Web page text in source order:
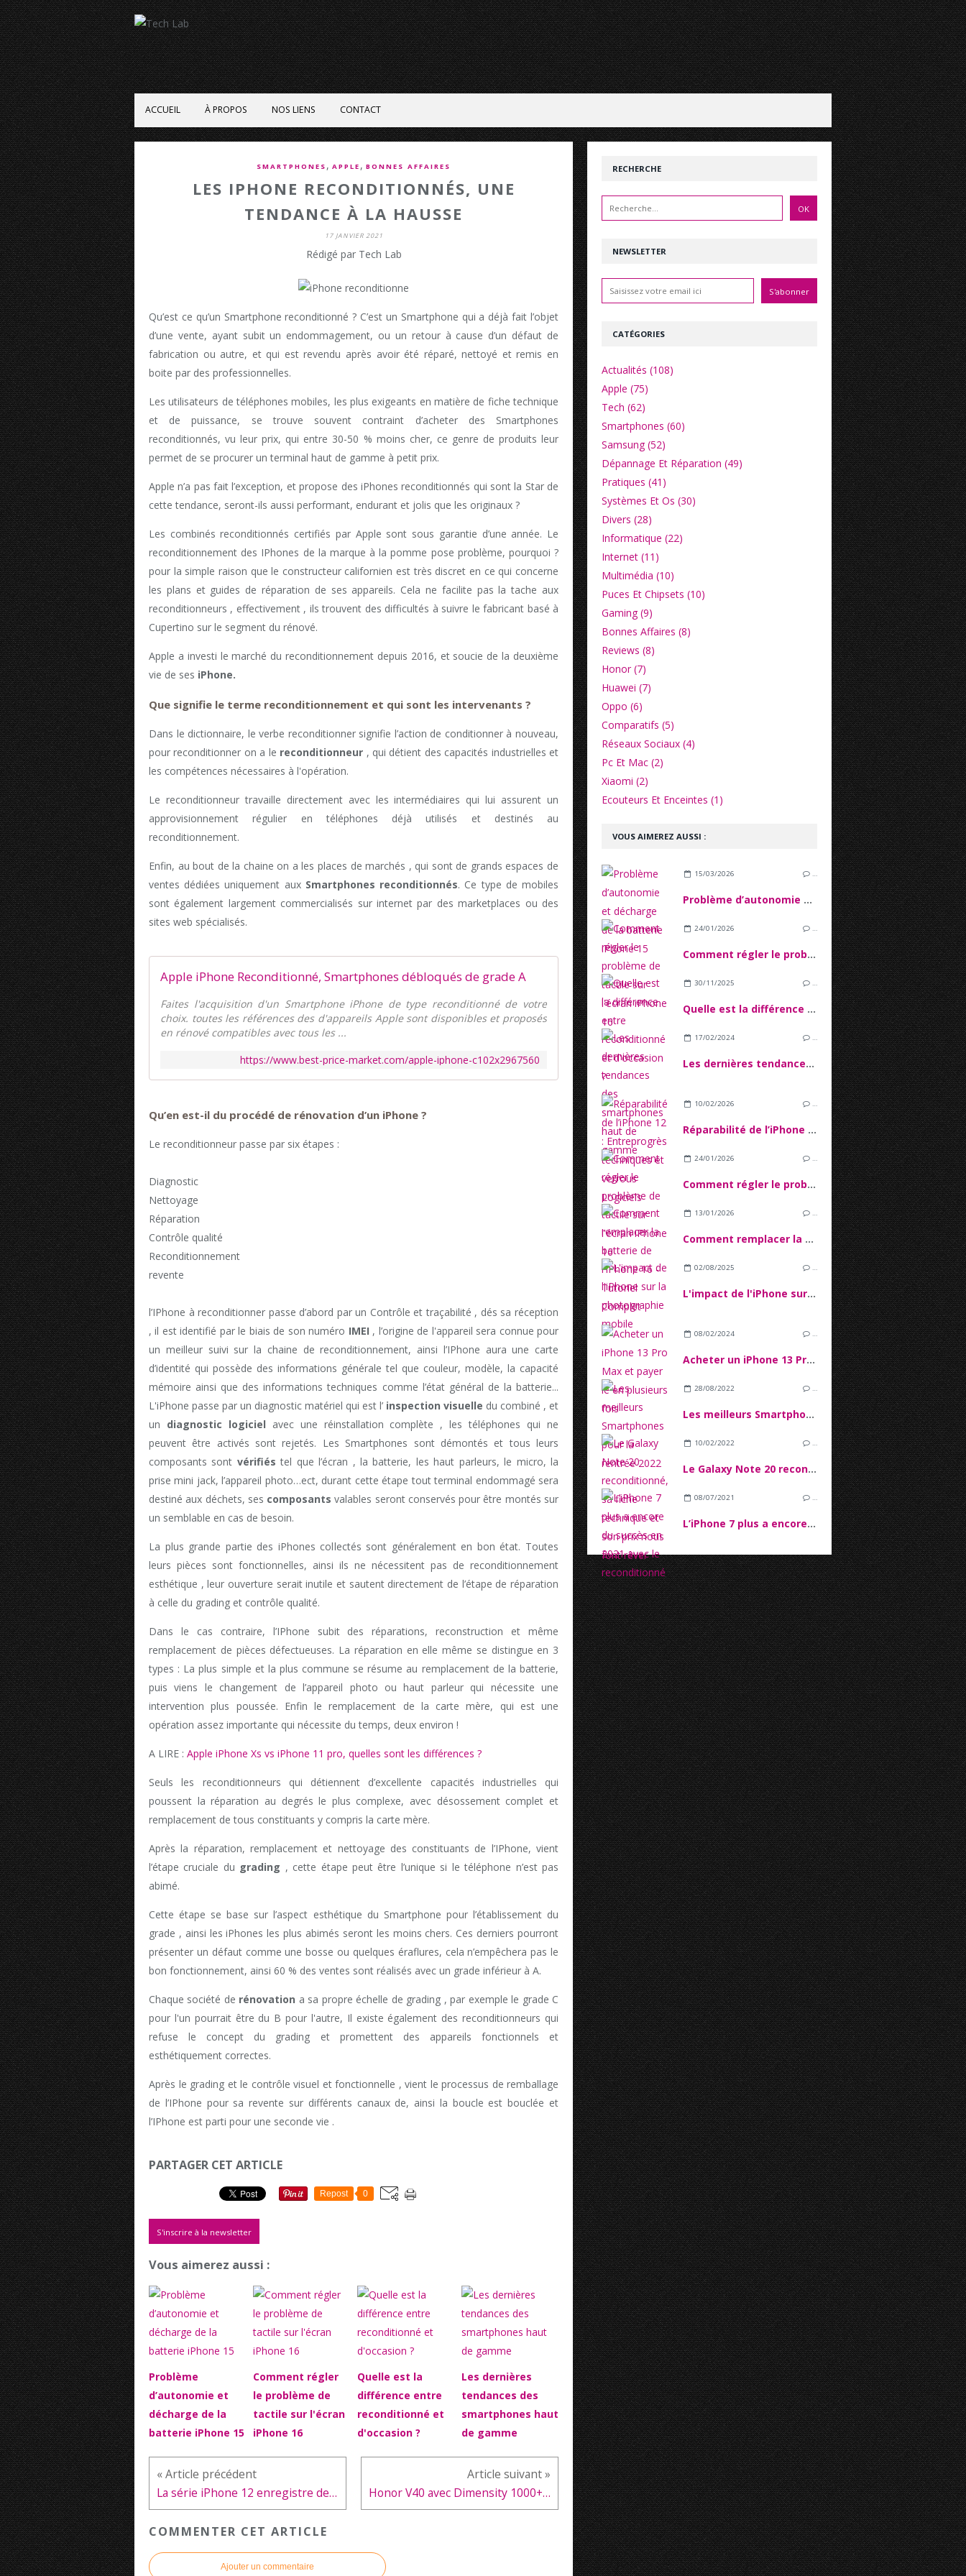
ACCUEIL À PROPOS NOS LIENS CONTACT
SMARTPHONES , APPLE , BONNES AFFAIRES
LES IPHONE RECONDITIONNÉS, UNE
TENDANCE À LA HAUSSE
17 JANVIER 2021
Rédigé par Tech Lab
Qu’est ce qu’un Smartphone reconditionné ? C’est un Smartphone qui a déjà fait l’objet
d’une vente, ayant subit un endommagement, ou un retour à cause d’un défaut de
fabrication ou autre, et qui est revendu après avoir été réparé, nettoyé et remis en
boite par des professionnelles.
Les utilisateurs de téléphones mobiles, les plus exigeants en matière de fiche technique
et de puissance, se trouve souvent contraint d’acheter des Smartphones
reconditionnés, vu leur prix, qui entre 30-50 % moins cher, ce genre de produits leur
permet de se procurer un terminal haut de gamme à petit prix.
Apple n’a pas fait l’exception, et propose des iPhones reconditionnés qui sont la Star de
cette tendance, seront-ils aussi performant, endurant et jolis que les originaux ?
Les combinés reconditionnés certifiés par Apple sont sous garantie d’une année. Le
reconditionnement des IPhones de la marque à la pomme pose problème, pourquoi ?
pour la simple raison que le constructeur californien est très discret en ce qui concerne
les plans et guides de réparation de ses appareils. Cela ne facilite pas la tache aux
reconditionneurs , effectivement , ils trouvent des difficultés à suivre le fabricant basé à
Cupertino sur le segment du rénové.
Apple a investi le marché du reconditionnement depuis 2016, et soucie de la deuxième
vie de ses iPhone.
Que signifie le terme reconditionnement et qui sont les intervenants ?
Dans le dictionnaire, le verbe reconditionner signifie l’action de conditionner à nouveau,
pour reconditionner on a le reconditionneur , qui détient des capacités industrielles et
les compétences nécessaires à l'opération.
Le reconditionneur travaille directement avec les intermédiaires qui lui assurent un
approvisionnement régulier en téléphones déjà utilisés et destinés au
reconditionnement.
Enfin, au bout de la chaine on a les places de marchés , qui sont de grands espaces de
ventes dédiées uniquement aux Smartphones reconditionnés. Ce type de mobiles
sont également largement commercialisés sur internet par des marketplaces ou des
sites web spécialisés.
Apple iPhone Reconditionné, Smartphones débloqués de grade A
Faites l'acquisition d'un Smartphone iPhone de type reconditionné de votre
choix. toutes les références des d'appareils Apple sont disponibles et proposés
en rénové compatibles avec tous les ...
https://www.best-price-market.com/apple-iphone-c102x2967560
Qu’en est-il du procédé de rénovation d’un iPhone ?
Le reconditionneur passe par six étapes :
Diagnostic
Nettoyage
Réparation
Contrôle qualité
Reconditionnement
revente
l’IPhone à reconditionner passe d’abord par un Contrôle et traçabilité , dés sa réception
, il est identifié par le biais de son numéro IMEI , l’origine de l'appareil sera connue pour
un meilleur suivi sur la chaine de reconditionnement, ainsi l’IPhone aura une carte
d’identité qui possède des informations générale tel que couleur, modèle, la capacité
mémoire ainsi que des informations techniques comme l’état général de la batterie...
L'iPhone passe par un diagnostic matériel qui est l’ inspection visuelle du combiné , et
un diagnostic logiciel avec une réinstallation complète , les téléphones qui ne
peuvent être activés sont rejetés. Les Smartphones sont démontés et tous leurs
composants sont vérifiés tel que l’écran , la batterie, les haut parleurs, le micro, la
prise mini jack, l’appareil photo…ect, durant cette étape tout terminal endommagé sera
destiné aux déchets, ses composants valables seront conservés pour être montés sur
un semblable en cas de besoin.
La plus grande partie des iPhones collectés sont généralement en bon état. Toutes
leurs pièces sont fonctionnelles, ainsi ils ne nécessitent pas de reconditionnement
esthétique , leur ouverture serait inutile et sautent directement de l’étape de réparation
à celle du grading et contrôle qualité.
Dans le cas contraire, l’IPhone subit des réparations, reconstruction et même
remplacement de pièces défectueuses. La réparation en elle même se distingue en 3
types : La plus simple et la plus commune se résume au remplacement de la batterie,
puis viens le changement de l’appareil photo ou haut parleur qui nécessite une
intervention plus poussée. Enfin le remplacement de la carte mère, qui est une
opération assez importante qui nécessite du temps, deux environ !
A LIRE : Apple iPhone Xs vs iPhone 11 pro, quelles sont les différences ?
Seuls les reconditionneurs qui détiennent d’excellente capacités industrielles qui
poussent la réparation au degrés le plus complexe, avec désossement complet et
remplacement de tous constituants y compris la carte mère.
Après la réparation, remplacement et nettoyage des constituants de l’IPhone, vient
l’étape cruciale du grading , cette étape peut être l’unique si le téléphone n’est pas
abimé.
Cette étape se base sur l’aspect esthétique du Smartphone pour l’établissement du
grade , ainsi les iPhones les plus abimés seront les moins chers. Ces derniers pourront
présenter un défaut comme une bosse ou quelques éraflures, cela n’empêchera pas le
bon fonctionnement, ainsi 60 % des ventes sont réalisés avec un grade inférieur à A.
Chaque société de rénovation a sa propre échelle de grading , par exemple le grade C
pour l'un pourrait être du B pour l'autre, Il existe également des reconditionneurs qui
refuse le concept du grading et promettent des appareils fonctionnels et
esthétiquement correctes.
Après le grading et le contrôle visuel et fonctionnelle , vient le processus de remballage
de l’IPhone pour sa revente sur différents canaux de, ainsi la boucle est bouclée et
l’IPhone est parti pour une seconde vie .
PARTAGER CET ARTICLE
Repost 0
S'inscrire à la newsletter
Vous aimerez aussi :
Problème
d’autonomie et
décharge de la
batterie iPhone 15
Comment régler
le problème de
tactile sur l'écran
iPhone 16
Quelle est la
différence entre
reconditionné et
d'occasion ?
Les dernières
tendances des
smartphones haut
de gamme
La série iPhone 12 enregistre de fortes ventes, mais le mini a déçu Apple Honor V40 avec Dimensity 1000+ : Stocks épuisés en moins de quatre minutes
COMMENTER CET ARTICLE
Ajouter un commentaire
NEWSLETTER
RECHERCHE
VOUS AIMEREZ AUSSI :
15/03/2026 …
Problème d’autonomie et décharge de la batterie iPhone 15
24/01/2026 …
Comment régler le problème de tactile sur l'écran iPhone 16
30/11/2025 …
Quelle est la différence entre reconditionné et d'occasion ?
17/02/2024 …
Les dernières tendances des smartphones haut de gamme
10/02/2026 …
Réparabilité de l’iPhone 12 : Entreprogrès techniques et verrous Logiciels
24/01/2026 …
Comment régler le problème de tactile sur l'écran iPhone 16
13/01/2026 …
Comment remplacer la batterie de l'iPhone 16 - Tutoriel Complet
02/08/2025 …
L'impact de l'iPhone sur la photographie mobile
08/02/2024 …
Acheter un iPhone 13 Pro Max et payer le en plusieurs fois
28/08/2022 …
Les meilleurs Smartphones pour la rentrée 2022
10/02/2022 …
Le Galaxy Note 20 reconditionné, sa fiche technique et son prix nous font rêver
08/07/2021 …
L’iPhone 7 plus a encore du succès en 2021 avec le reconditionné
CATÉGORIES
Actualités (108)
Apple (75)
Tech (62)
Smartphones (60)
Samsung (52)
Dépannage Et Réparation (49)
Pratiques (41)
Systèmes Et Os (30)
Divers (28)
Informatique (22)
Internet (11)
Multimédia (10)
Puces Et Chipsets (10)
Gaming (9)
Bonnes Affaires (8)
Reviews (8)
Honor (7)
Huawei (7)
Oppo (6)
Comparatifs (5)
Réseaux Sociaux (4)
Pc Et Mac (2)
Xiaomi (2)
Ecouteurs Et Enceintes (1)